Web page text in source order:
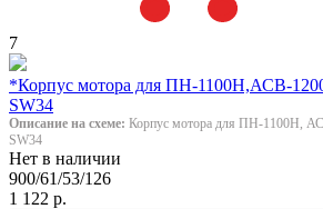
7
*Корпус мотора для ПН-1100Н,АСВ-
SW34
Описание на схеме: Корпус мотора для ПН-1100Н,
SW34
Нет в наличии
900/61/53/126
1 122 р.